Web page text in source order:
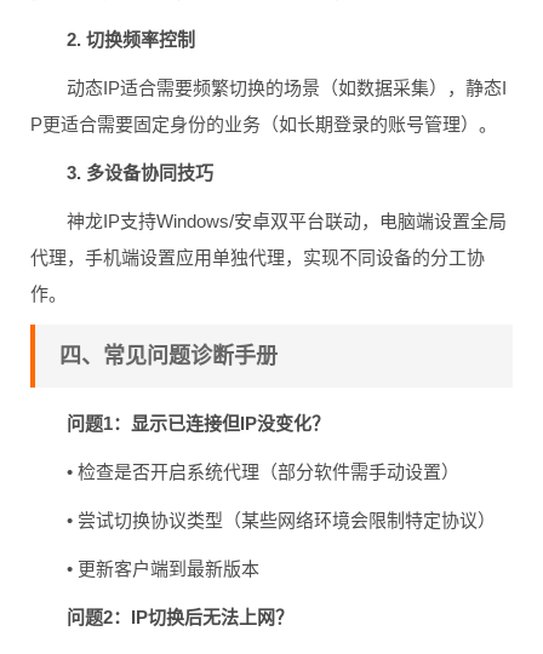
2. 切换频率控制
动态IP适合需要频繁切换的场景（如数据采集），静态I
P更适合需要固定身份的业务（如长期登录的账号管理）。
3. 多设备协同技巧
神龙IP支持Windows/安卓双平台联动，电脑端设置全局
代理，手机端设置应用单独代理，实现不同设备的分工协
作。
四、常见问题诊断手册
问题1：显示已连接但IP没变化？
• 检查是否开启系统代理（部分软件需手动设置）
• 尝试切换协议类型（某些网络环境会限制特定协议）
• 更新客户端到最新版本
问题2：IP切换后无法上网？